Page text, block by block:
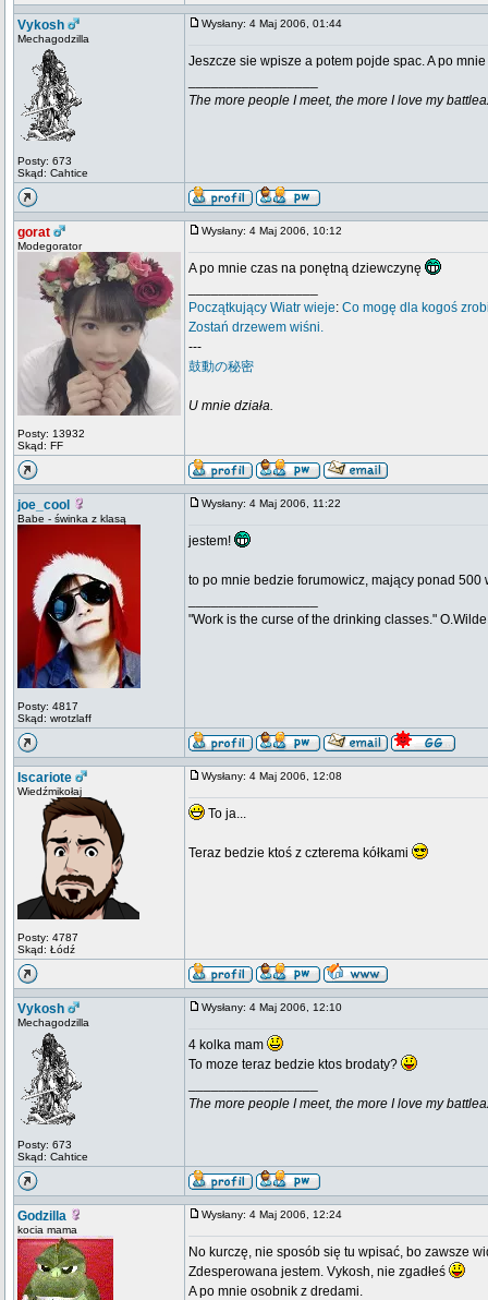
Vykosh
Mechagodzilla
Posty: 673
Skąd: Cahtice
Wysłany: 4 Maj 2006, 01:44
Jeszcze sie wpisze a potem pojde spac. A po
The more people I meet, the more I love my
gorat
Modegorator
Posty: 13932
Skąd: FF
Wysłany: 4 Maj 2006, 10:12
A po mnie czas na ponętną dziewczynę
Początkujący Wiatr wieje: Co mogę dla kogoś
Zostań drzewem wiśni.
---
鼓動の秘密
U mnie działa.
joe_cool
Babe - świnka z klasą
Posty: 4817
Skąd: wrotzlaff
Wysłany: 4 Maj 2006, 11:22
jestem!
to po mnie bedzie forumowicz, mający ponad 500
"Work is the curse of the drinking classes." O.Wilde
Iscariote
Wiedźmikołaj
Posty: 4787
Skąd: Łódź
Wysłany: 4 Maj 2006, 12:08
To ja...
Teraz bedzie ktoś z czterema kółkami
Vykosh
Mechagodzilla
Posty: 673
Skąd: Cahtice
Wysłany: 4 Maj 2006, 12:10
4 kolka mam
To moze teraz bedzie ktos brodaty?
The more people I meet, the more I love my
Godzilla
kocia mama
Wysłany: 4 Maj 2006, 12:24
No kurczę, nie sposób się tu wpisać, bo zawsze
Zdesperowana jestem. Vykosh, nie zgadłeś
A po mnie osobnik z dredami.